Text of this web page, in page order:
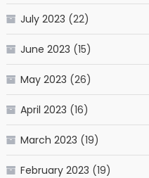
July 2023 (22)
June 2023 (15)
May 2023 (26)
April 2023 (16)
March 2023 (19)
February 2023 (19)